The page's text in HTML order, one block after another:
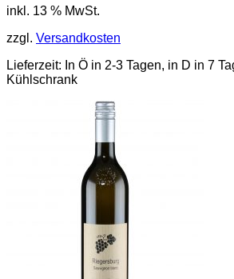
inkl. 13 % MwSt.
zzgl. Versandkosten
Lieferzeit: In Ö in 2-3 Tagen, in D in 7
Kühlschrank